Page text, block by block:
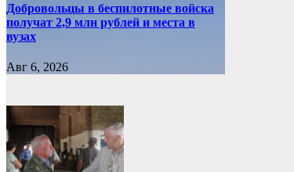
Добровольцы в беспилотные войска
получат 2,9 млн рублей и места в
вузах
Авг 6, 2026